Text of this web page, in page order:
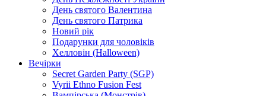
День святого Валентина
День святого Патрика
Новий рік
Подарунки для чоловіків
Хелловін (Halloween)
Вечірки
Secret Garden Party (SGP)
Vyrii Ethno Fusion Fest